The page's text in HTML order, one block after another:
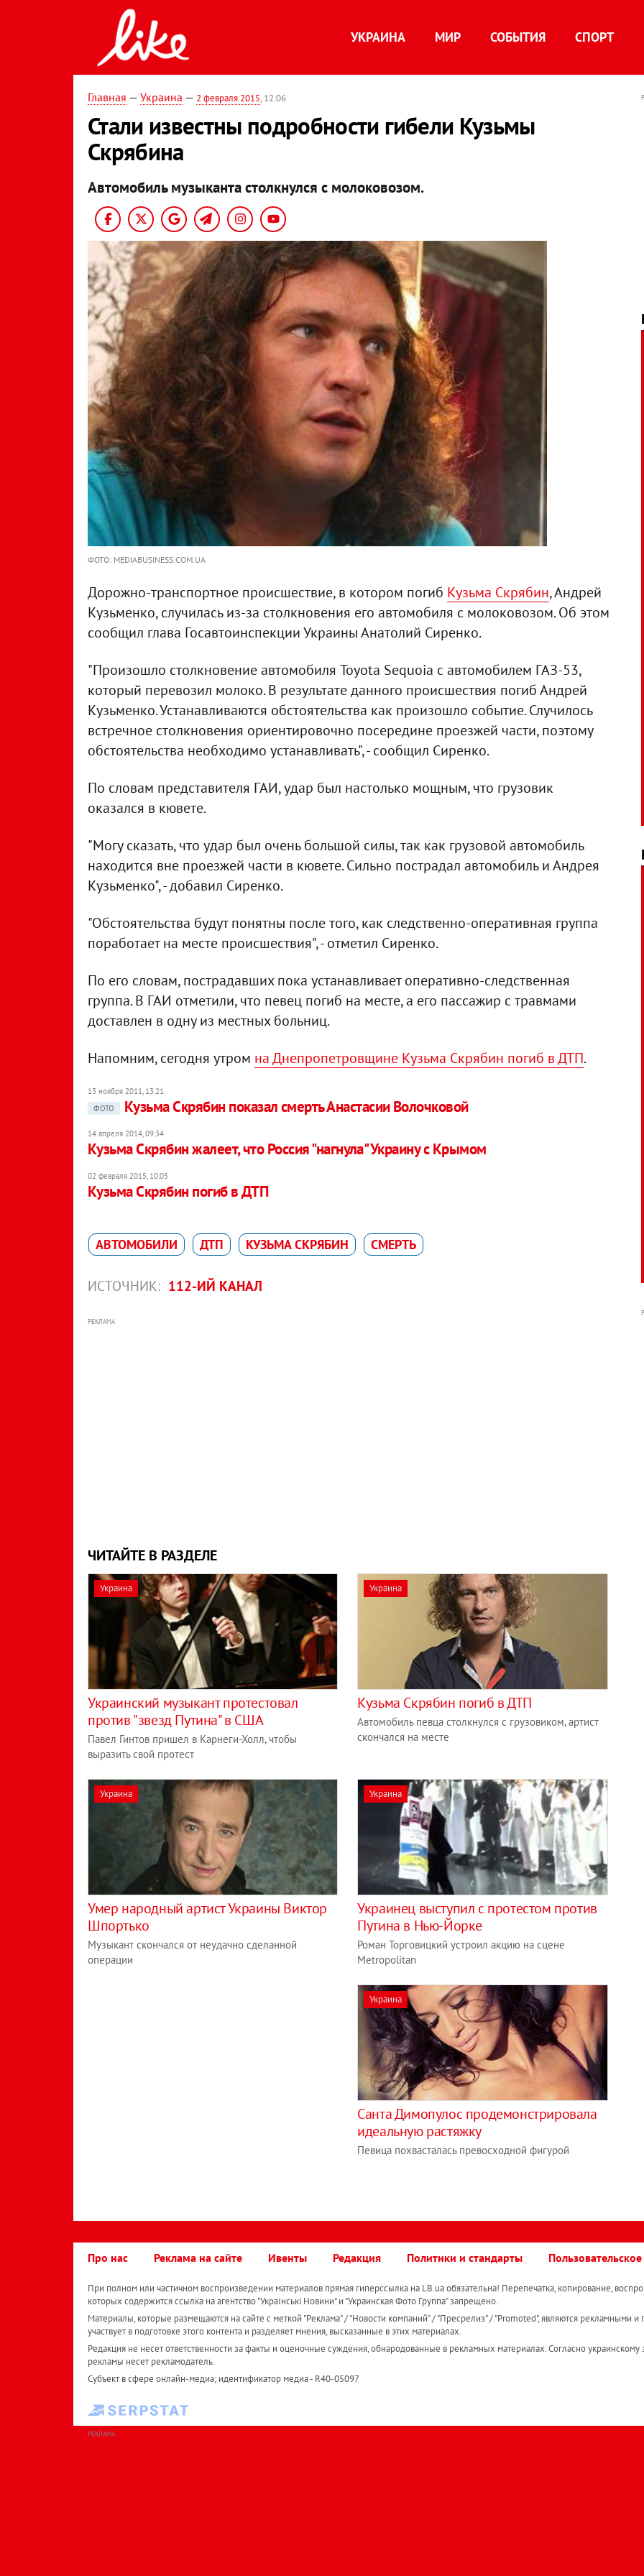
УКРАИНА МИР СОБЫТИЯ СПОРТ
Главная — Украина — 2 февраля 2015, 12:06
Стали известны подробности гибели Кузьмы
Скрябина
Автомобиль музыканта столкнулся с молоковозом.
ФОТО: MEDIABUSINESS.COM.UA
Дорожно-транспортное происшествие, в котором погиб Кузьма Скрябин, Андрей
Кузьменко, случилась из-за столкновения его автомобиля с молоковозом. Об этом
сообщил глава Госавтоинспекции Украины Анатолий Сиренко.
"Произошло столкновение автомобиля Toyota Sequoia с автомобилем ГАЗ-53,
который перевозил молоко. В результате данного происшествия погиб Андрей
Кузьменко. Устанавливаются обстоятельства как произошло событие. Случилось
встречное столкновения ориентировочно посередине проезжей части, поэтому
обстоятельства необходимо устанавливать", - сообщил Сиренко.
По словам представителя ГАИ, удар был настолько мощным, что грузовик
оказался в кювете.
"Могу сказать, что удар был очень большой силы, так как грузовой автомобиль
находится вне проезжей части в кювете. Сильно пострадал автомобиль и Андрея
Кузьменко", - добавил Сиренко.
"Обстоятельства будут понятны после того, как следственно-оперативная группа
поработает на месте происшествия", - отметил Сиренко.
По его словам, пострадавших пока устанавливает оперативно-следственная
группа. В ГАИ отметили, что певец погиб на месте, а его пассажир с травмами
доставлен в одну из местных больниц.
Напомним, сегодня утром на Днепропетровщине Кузьма Скрябин погиб в ДТП.
13 ноября 2011, 13:21
ФОТО
Кузьма Скрябин показал смерть Анастасии Волочковой
14 апреля 2014, 09:34
Кузьма Скрябин жалеет, что Россия "нагнула" Украину с Крымом
02 февраля 2015, 10:05
Кузьма Скрябин погиб в ДТП
АВТОМОБИЛИ ДТП КУЗЬМА СКРЯБИН СМЕРТЬ
ИСТОЧНИК: 112-ИЙ КАНАЛ
РЕКЛАМА
ЧИТАЙТЕ В РАЗДЕЛЕ
Украина
Украинский музыкант протестовал
против "звезд Путина" в США
Павел Гинтов пришел в Карнеги-Холл, чтобы
выразить свой протест
Украина
Кузьма Скрябин погиб в ДТП
Автомобиль певца столкнулся с грузовиком, артист
скончался на месте
Украина
Умер народный артист Украины Виктор
Шпортько
Музыкант скончался от неудачно сделанной
операции
Украина
Украинец выступил с протестом против
Путина в Нью-Йорке
Роман Торговицкий устроил акцию на сцене
Metropolitan
Украина
Санта Димопулос продемонстрировала
идеальную растяжку
Певица похвасталась превосходной фигурой
Про нас Реклама на сайте Ивенты Редакция Политики и стандарты
При полном или частичном воспроизведении материалов прямая гиперссылка на LB.ua обязательна! Перепечатка, копирование,
которых содержится ссылка на агентство "Українськi Новини" и "Украинская Фото Группа" запрещено.
Материалы, которые размещаются на сайте с меткой "Реклама" / "Новости компаний" / "Пресрелиз" / "Promoted", являются рекламными и
участвует в подготовке этого контента и разделяет мнения, высказанные в этих материалах.
Редакция не несет ответственности за факты и оценочные суждения, обнародованные в рекламных материалах. Согласно украинскому
рекламы несет рекламодатель.
Субъект в сфере онлайн-медиа; идентификатор медиа - R40-05097
РЕКЛАМА